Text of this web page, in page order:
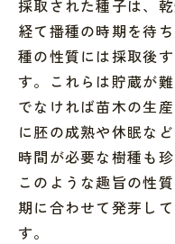
採取された種子は、
経て播種の時期を待ち
種の性質には採取後
す。これらは貯蔵が
でなければ苗木の生
に胚の成熟や休眠な
時間が必要な樹種も
このような趣旨の性
期に合わせて発芽し
す。